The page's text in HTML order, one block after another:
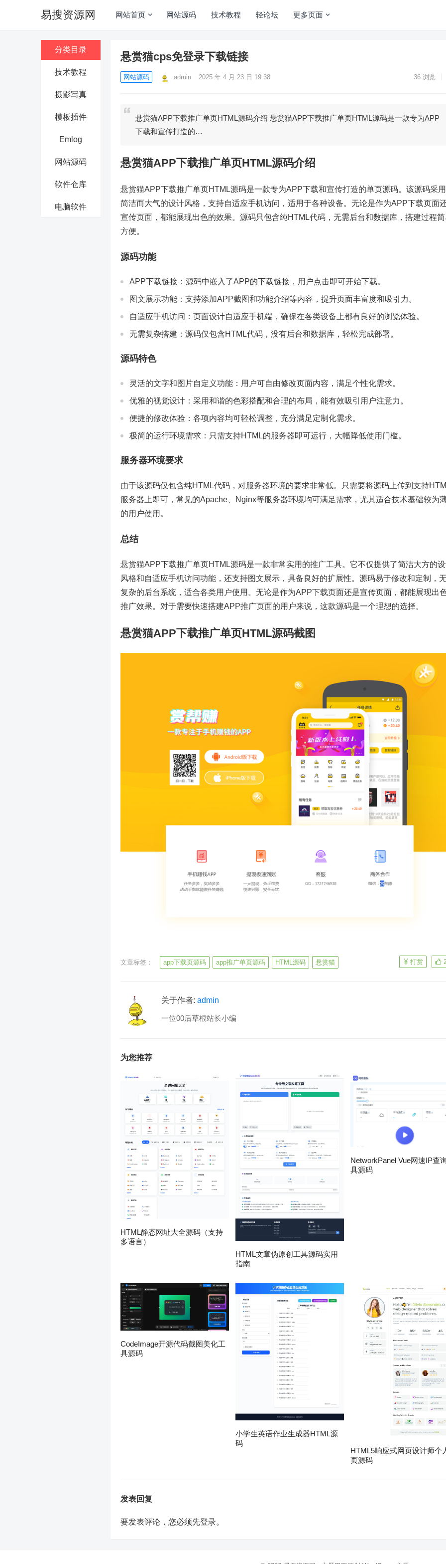
易搜资源网 网站首页 网站源码 技术教程 轻论坛 更多页面
分类目录
技术教程
摄影写真
模板插件
Emlog
网站源码
软件仓库
电脑软件
悬赏猫cps免登录下载链接
网站源码 admin 2025 年 4 月 23 日 19:38 36 浏览
悬赏猫APP下载推广单页HTML源码介绍 悬赏猫APP下载推广单页HTML源码是一款专为APP
下载和宣传打造的…
悬赏猫APP下载推广单页HTML源码介绍
悬赏猫APP下载推广单页HTML源码是一款专为APP下载和宣传打造的单页源码。该源码采
简洁而大气的设计风格，支持自适应手机访问，适用于各种设备。无论是作为APP下载页面
宣传页面，都能展现出色的效果。源码只包含纯HTML代码，无需后台和数据库，搭建过程
方便。
源码功能
APP下载链接：源码中嵌入了APP的下载链接，用户点击即可开始下载。
图文展示功能：支持添加APP截图和功能介绍等内容，提升页面丰富度和吸引力。
自适应手机访问：页面设计自适应手机端，确保在各类设备上都有良好的浏览体验。
无需复杂搭建：源码仅包含HTML代码，没有后台和数据库，轻松完成部署。
源码特色
灵活的文字和图片自定义功能：用户可自由修改页面内容，满足个性化需求。
优雅的视觉设计：采用和谐的色彩搭配和合理的布局，能有效吸引用户注意力。
便捷的修改体验：各项内容均可轻松调整，充分满足定制化需求。
极简的运行环境需求：只需支持HTML的服务器即可运行，大幅降低使用门槛。
服务器环境要求
由于该源码仅包含纯HTML代码，对服务器环境的要求非常低。只需要将源码上传到支持
服务器上即可，常见的Apache、Nginx等服务器环境均可满足需求，尤其适合技术基础较为
的用户使用。
总结
悬赏猫APP下载推广单页HTML源码是一款非常实用的推广工具。它不仅提供了简洁大方的
风格和自适应手机访问功能，还支持图文展示，具备良好的扩展性。源码易于修改和定制，
复杂的后台系统，适合各类用户使用。无论是作为APP下载页面还是宣传页面，都能展现出
推广效果。对于需要快速搭建APP推广页面的用户来说，这款源码是一个理想的选择。
悬赏猫APP下载推广单页HTML源码截图
文章标签： app下载页源码 app推广单页源码 HTML源码 悬赏猫 打赏
关于作者: admin
一位00后草根站长小编
为您推荐
HTML静态网址大全源码（支持
多语言）
HTML文章伪原创工具源码实用
指南
NetworkPanel Vue网速IP查
具源码
CodeImage开源代码截图美化工
具源码
小学生英语作业生成器HTML源
码
HTML5响应式网页设计师个
页源码
发表回复
要发表评论，您必须先登录。